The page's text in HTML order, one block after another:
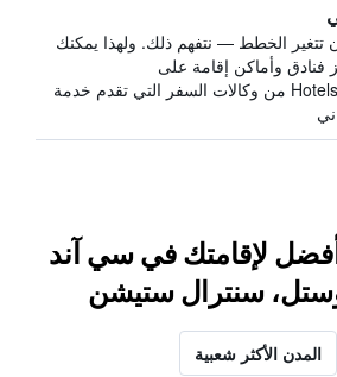
تتغير الخطط — نتفهم ذلك. ولهذا يمكنك
فنادق وأماكن إقامة على
HotelsCombined من وكالات السفر التي تقدم خدمة
أفضل لإقامتك في سي آند
سنترال ستيشن
المدن الأكثر شعبية